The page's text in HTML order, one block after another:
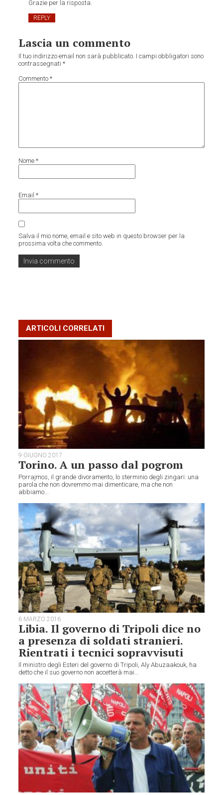
Grazie per la risposta.
REPLY
Lascia un commento
Il tuo indirizzo email non sarà pubblicato. I campi obbligatori sono
contrassegnati*
Commento*
Nome*
Email*
Salva il mio nome, email e sito web in questo browser per la
prossima volta che commento.
ARTICOLI CORRELATI
9 GIUGNO 2017
Torino. A un passo dal pogrom
Porrajmos, il grande divoramento, lo sterminio degli zingari: una
parola che non dovremmo mai dimenticare, ma che non
abbiamo...
6 MARZO 2016
Libia. Il governo di Tripoli dice no
a presenza di soldati stranieri.
Rientrati i tecnici sopravvisuti
Il ministro degli Esteri del governo di Tripoli, Aly Abuzaakouk, ha
detto che il suo governo non accetterà mai...